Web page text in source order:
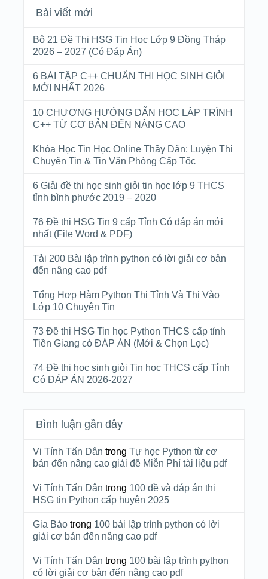
Bài viết mới
Bộ 21 Đề Thi HSG Tin Học Lớp 9 Đồng Tháp
2026 – 2027 (Có Đáp Án)
6 BÀI TẬP C++ CHUẨN THI HỌC SINH GIỎI
MỚI NHẤT 2026
10 CHƯƠNG HƯỚNG DẪN HỌC LẬP TRÌNH
C++ TỪ CƠ BẢN ĐẾN NÂNG CAO
Khóa Học Tin Học Online Thầy Dân: Luyện Thi
Chuyên Tin & Tin Văn Phòng Cấp Tốc
6 Giải đề thi học sinh giỏi tin học lớp 9 THCS
tỉnh bình phước 2019 – 2020
76 Đề thi HSG Tin 9 cấp Tỉnh Có đáp án mới
nhất (File Word & PDF)
Tải 200 Bài lập trình python có lời giải cơ bản
đến nâng cao pdf
Tổng Hợp Hàm Python Thi Tỉnh Và Thi Vào
Lớp 10 Chuyên Tin
73 Đề thi HSG Tin học Python THCS cấp tỉnh
Tiền Giang có ĐÁP ÁN (Mới & Chọn Lọc)
74 Đề thi học sinh giỏi Tin học THCS cấp Tỉnh
Có ĐÁP ÁN 2026-2027
Bình luận gần đây
Vi Tính Tấn Dân trong Tự học Python từ cơ
bản đến nâng cao giải đề Miễn Phí tài liệu pdf
Vi Tính Tấn Dân trong 100 đề và đáp án thi
HSG tin Python cấp huyện 2025
Gia Bảotrong 100 bài lập trình python có lời
giải cơ bản đến nâng cao pdf
Vi Tính Tấn Dân trong 100 bài lập trình python
có lời giải cơ bản đến nâng cao pdf